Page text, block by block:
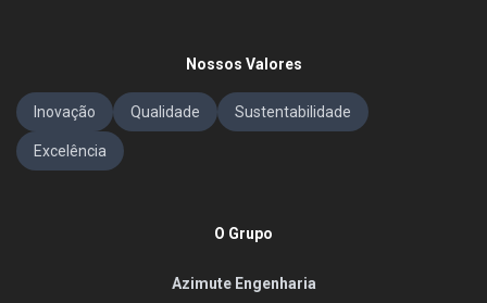
Nossos Valores
Inovação Qualidade Sustentabilidade
Excelência
O Grupo
Azimute Engenharia